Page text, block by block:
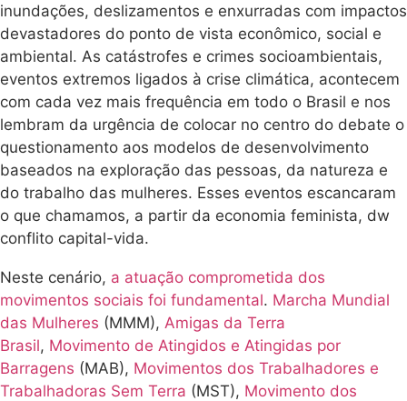
inundações, deslizamentos e enxurradas com impactos
devastadores do ponto de vista econômico, social e
ambiental. As catástrofes e crimes socioambientais,
eventos extremos ligados à crise climática, acontecem
com cada vez mais frequência em todo o Brasil e nos
lembram da urgência de colocar no centro do debate o
questionamento aos modelos de desenvolvimento
baseados na exploração das pessoas, da natureza e
do trabalho das mulheres. Esses eventos escancaram
o que chamamos, a partir da economia feminista, dw
conflito capital-vida.
Neste cenário, a atuação comprometida dos
movimentos sociais foi fundamental. Marcha Mundial
das Mulheres (MMM), Amigas da Terra
Brasil, Movimento de Atingidos e Atingidas por
Barragens (MAB), Movimentos dos Trabalhadores e
Trabalhadoras Sem Terra (MST), Movimento dos